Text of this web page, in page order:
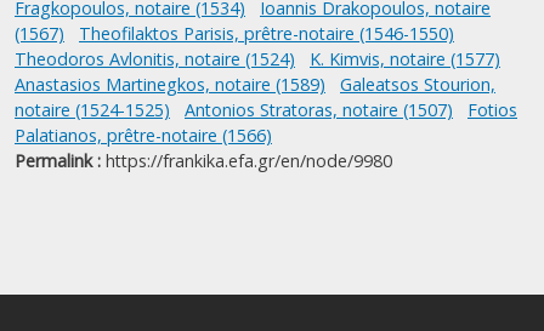
Fragkopoulos, notaire (1534)
Ioannis Drakopoulos, notaire
(1567)
Theofilaktos Parisis, prêtre-notaire (1546-1550)
Theodoros Avlonitis, notaire (1524)
K. Kimvis, notaire (1577)
Anastasios Martinegkos, notaire (1589)
Galeatsos Stourion,
notaire (1524-1525)
Antonios Stratoras, notaire (1507)
Fotios
Palatianos, prêtre-notaire (1566)
Permalink : https://frankika.efa.gr/en/node/9980